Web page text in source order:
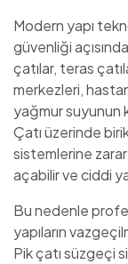
Modern yapı
güvenliği
çatılar, teras
merkezleri,
yağmur suyunun
Çatı üzerinde
sistemlerine
açabilir ve ciddi
Bu nedenle
yapıların
Pik çatı süzgeçi